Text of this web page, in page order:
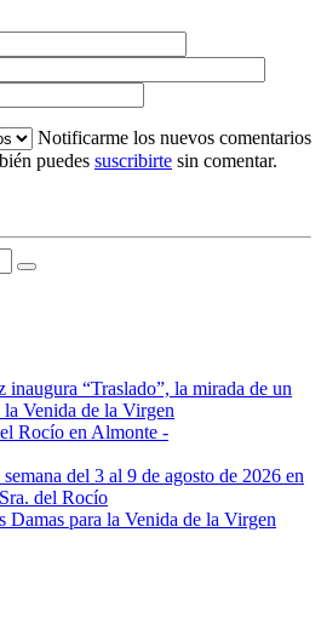
Notificarme los nuevos comentarios
puedes suscribirte sin comentar.
“Traslado”, la mirada de un
Venida de la Virgen
Rocío en Almonte -
del 3 al 9 de agosto de 2026 en
del Rocío
Damas para la Venida de la Virgen